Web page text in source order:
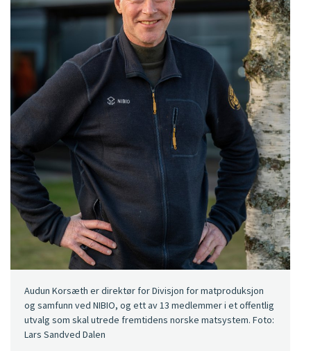
Audun Korsæth er direktør for Divisjon for matproduksjon
og samfunn ved NIBIO, og ett av 13 medlemmer i et offentlig
utvalg som skal utrede fremtidens norske matsystem. Foto:
Lars Sandved Dalen